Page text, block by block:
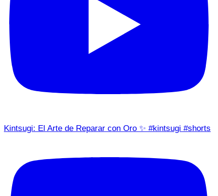
Kintsugi: El Arte de Reparar con Oro ✨ #kintsugi #shorts